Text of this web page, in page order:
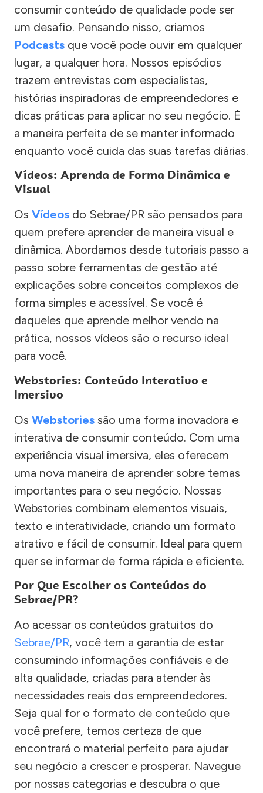
consumir conteúdo de qualidade pode ser
um desafio. Pensando nisso, criamos
Podcasts que você pode ouvir em qualquer
lugar, a qualquer hora. Nossos episódios
trazem entrevistas com especialistas,
histórias inspiradoras de empreendedores e
dicas práticas para aplicar no seu negócio. É
a maneira perfeita de se manter informado
enquanto você cuida das suas tarefas diárias.
Vídeos: Aprenda de Forma Dinâmica e
Visual
Os Vídeos do Sebrae/PR são pensados para
quem prefere aprender de maneira visual e
dinâmica. Abordamos desde tutoriais passo a
passo sobre ferramentas de gestão até
explicações sobre conceitos complexos de
forma simples e acessível. Se você é
daqueles que aprende melhor vendo na
prática, nossos vídeos são o recurso ideal
para você.
Webstories: Conteúdo Interativo e
Imersivo
Os Webstories são uma forma inovadora e
interativa de consumir conteúdo. Com uma
experiência visual imersiva, eles oferecem
uma nova maneira de aprender sobre temas
importantes para o seu negócio. Nossas
Webstories combinam elementos visuais,
texto e interatividade, criando um formato
atrativo e fácil de consumir. Ideal para quem
quer se informar de forma rápida e eficiente.
Por Que Escolher os Conteúdos do
Sebrae/PR?
Ao acessar os conteúdos gratuitos do
Sebrae/PR, você tem a garantia de estar
consumindo informações confiáveis e de
alta qualidade, criadas para atender às
necessidades reais dos empreendedores.
Seja qual for o formato de conteúdo que
você prefere, temos certeza de que
encontrará o material perfeito para ajudar
seu negócio a crescer e prosperar. Navegue
por nossas categorias e descubra o que